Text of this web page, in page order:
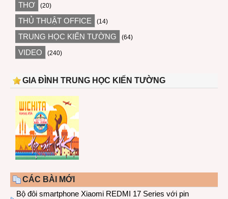
THƠ (20)
THỦ THUẬT OFFICE (14)
TRUNG HỌC KIẾN TƯỜNG (64)
VIDEO (240)
GIA ĐÌNH TRUNG HỌC KIẾN TƯỜNG
CÁC BÀI MỚI
Bộ đôi smartphone Xiaomi REDMI 17 Series với pin